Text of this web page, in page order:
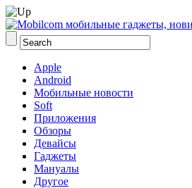
Apple
Android
Мобильные новости
Soft
Приложения
Обзоры
Девайсы
Гаджеты
Мануалы
Другое